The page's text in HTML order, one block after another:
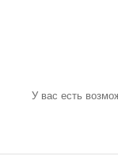
У вас есть